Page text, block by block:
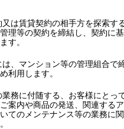
は賃貸契約の相手方を探索す
理等の契約を締結し、契約に
す。
、マンション等の管理組合で
利用します。
務に付随する、お客様にとっ
案内や商品の発送、関連する
てのメンテナンス等の業務に